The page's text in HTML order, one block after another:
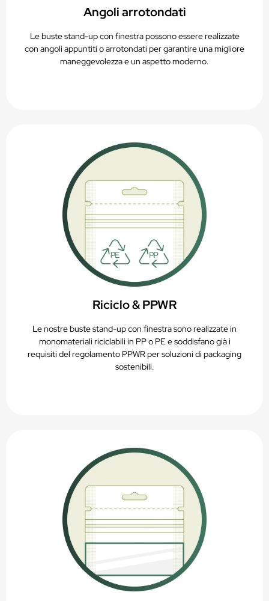
Angoli arrotondati
Le buste stand-up con finestra possono essere realizzate
con angoli appuntiti o arrotondati per garantire una migliore
maneggevolezza e un aspetto moderno.
Riciclo & PPWR
Le nostre buste stand-up con finestra sono realizzate in
monomateriali riciclabili in PP o PE e soddisfano già i
requisiti del regolamento PPWR per soluzioni di packaging
sostenibili.